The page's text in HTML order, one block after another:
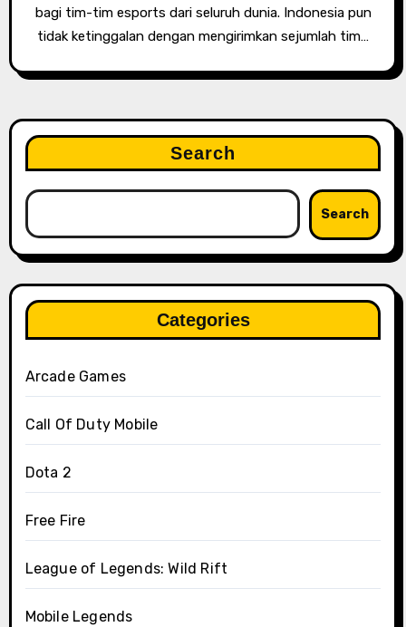
bagi tim-tim esports dari seluruh dunia. Indonesia pun
tidak ketinggalan dengan mengirimkan sejumlah tim…
Search
Search
Categories
Arcade Games
Call Of Duty Mobile
Dota 2
Free Fire
League of Legends: Wild Rift
Mobile Legends